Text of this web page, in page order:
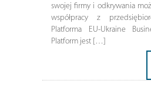
swojej firmy i odkrywania
współpracy z
Platforma EU-Ukraine
Platform jest […]